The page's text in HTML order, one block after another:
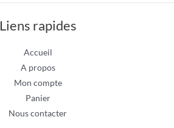
Liens rapides
Accueil
A propos
Mon compte
Panier
Nous contacter